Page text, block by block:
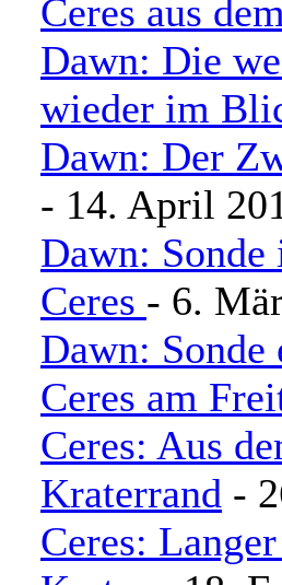
Ceres aus
Dawn: Die
wieder im
Dawn: Der
- 14. April
Dawn:
Ceres - 6.
Dawn:
Ceres am
Ceres: Aus
Kraterrand -
Ceres: